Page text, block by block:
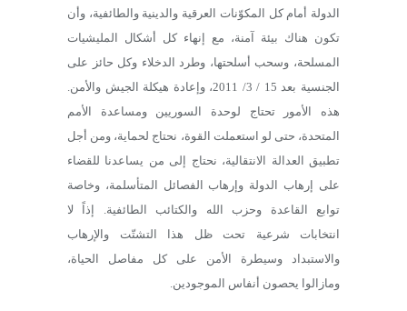
الدولة أمام كل المكوّنات العرقية والدينية والطائفية، وأن
تكون هناك بيئة آمنة، مع إنهاء كل أشكال المليشيات
المسلحة، وسحب أسلحتها، وطرد الدخلاء وكل حائز على
الجنسية بعد 15 / 3/ 2011، وإعادة هيكلة الجيش والأمن.
هذه الأمور تحتاج لوحدة السوريين ومساعدة الأمم
المتحدة، حتى لو استعملت القوة، نحتاج لحماية، ومن أجل
تطبيق العدالة الانتقالية، نحتاج إلى من يساعدنا للقضاء
على إرهاب الدولة وإرهاب الفصائل المتأسلمة، وخاصة
توابع القاعدة وحزب الله والكتائب الطائفية. إذاً لا
انتخابات شرعية تحت ظل هذا التشتّت والإرهاب
والاستبداد وسيطرة الأمن على كل مفاصل الحياة،
ومازالوا يحصون أنفاس الموجودين.